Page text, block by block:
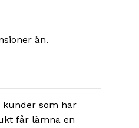
än.
kunder som har
får lämna en